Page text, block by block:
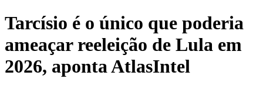
Tarcísio é o único que poderia
ameaçar reeleição de Lula em
2026, aponta AtlasIntel